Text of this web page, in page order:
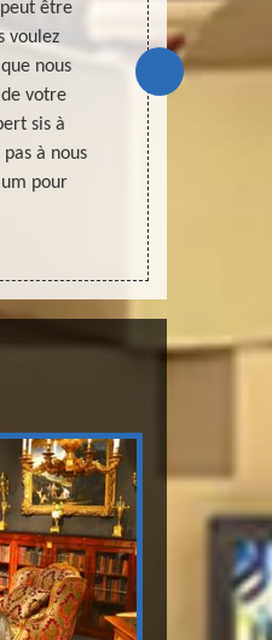
être
voulez
nous
votre
sis à
à nous
pour
l’adresse
suffisante
de notre
souhaitez